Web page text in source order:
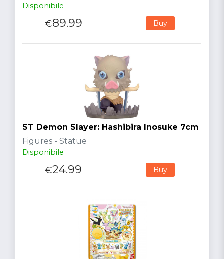
Disponibile
€89.99 Buy
ST Demon Slayer: Hashibira Inosuke 7cm
Figures - Statue
Disponibile
€24.99 Buy